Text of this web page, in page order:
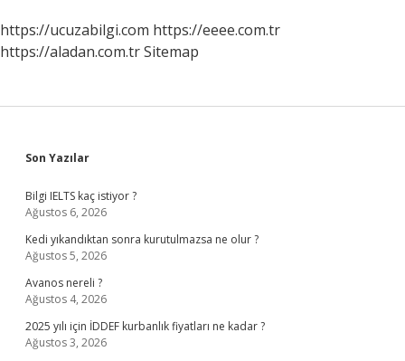
https://ucuzabilgi.com https://eeee.com.tr
https://aladan.com.trSitemap
Sidebar
Son Yazılar
Bilgi IELTS kaç istiyor ?
Ağustos 6, 2026
Kedi yıkandıktan sonra kurutulmazsa ne olur ?
Ağustos 5, 2026
Avanos nereli ?
Ağustos 4, 2026
2025 yılı için İDDEF kurbanlık fiyatları ne kadar ?
Ağustos 3, 2026